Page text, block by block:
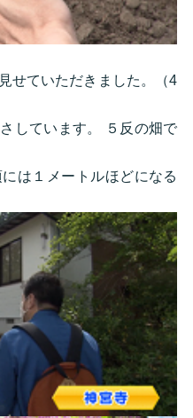
せていただきました。（4
しています。 ５反の畑で
は１メートルほどになる